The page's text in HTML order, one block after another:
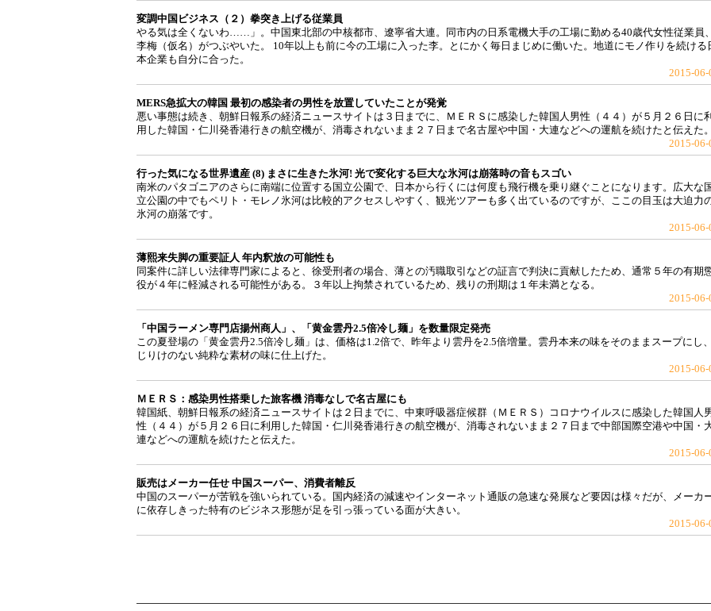
変調中国ビジネス（２）拳突き上げる従業員
やる気は全くないわ……」。中国東北部の中核都市、遼寧省大連。同市内の日系電機大手の工場に勤める40歳代女性従業員、
李梅（仮名）がつぶやいた。 10年以上も前に今の工場に入った李。とにかく毎日まじめに働いた。地道にモノ作りを続ける
本企業も自分に合った。
2015-06-
MERS急拡大の韓国 最初の感染者の男性を放置していたことが発覚
悪い事態は続き、朝鮮日報系の経済ニュースサイトは３日までに、ＭＥＲＳに感染した韓国人男性（４４）が５月２６日に利
用した韓国・仁川発香港行きの航空機が、消毒されないまま２７日まで名古屋や中国・大連などへの運航を続けたと伝えた。
2015-06-
行った気になる世界遺産 (8) まさに生きた氷河! 光で変化する巨大な氷河は崩落時の音もスゴい
南米のパタゴニアのさらに南端に位置する国立公園で、日本から行くには何度も飛行機を乗り継ぐことになります。広大な
立公園の中でもペリト・モレノ氷河は比較的アクセスしやすく、観光ツアーも多く出ているのですが、ここの目玉は大迫力
氷河の崩落です。
2015-06-
薄熙来失脚の重要証人 年内釈放の可能性も
同案件に詳しい法律専門家によると、徐受刑者の場合、薄との汚職取引などの証言で判決に貢献したため、通常５年の有期
役が４年に軽減される可能性がある。３年以上拘禁されているため、残りの刑期は１年未満となる。
2015-06-
「中国ラーメン専門店揚州商人」、「黄金雲丹2.5倍冷し麺」を数量限定発売
この夏登場の「黄金雲丹2.5倍冷し麺」は、価格は1.2倍で、昨年より雲丹を2.5倍増量。雲丹本来の味をそのままスープにし
じりけのない純粋な素材の味に仕上げた。
2015-06-
ＭＥＲＳ：感染男性搭乗した旅客機 消毒なしで名古屋にも
韓国紙、朝鮮日報系の経済ニュースサイトは２日までに、中東呼吸器症候群（ＭＥＲＳ）コロナウイルスに感染した韓国人
性（４４）が５月２６日に利用した韓国・仁川発香港行きの航空機が、消毒されないまま２７日まで中部国際空港や中国・
連などへの運航を続けたと伝えた。
2015-06-
販売はメーカー任せ 中国スーパー、消費者離反
中国のスーパーが苦戦を強いられている。国内経済の減速やインターネット通販の急速な発展など要因は様々だが、メーカ
に依存しきった特有のビジネス形態が足を引っ張っている面が大きい。
2015-06-